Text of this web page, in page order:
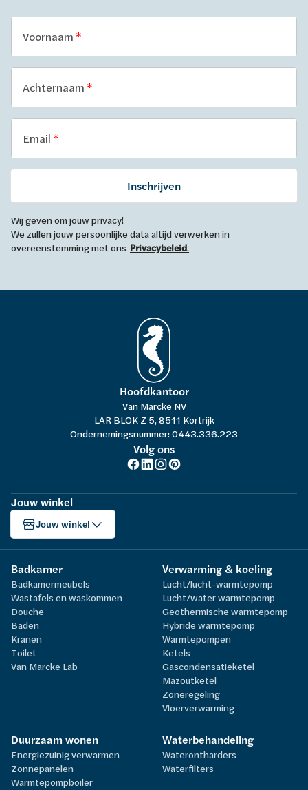
Voornaam
Achternaam
Email
Inschrijven
Wij geven om jouw privacy!
We zullen jouw persoonlijke data altijd verwerken in
overeenstemming met ons Privacybeleid.
Hoofdkantoor
Van Marcke NV
LAR BLOK Z 5, 8511 Kortrijk
Ondernemingsnummer: 0443.336.223
Volg ons
Jouw winkel
Jouw winkel
Badkamer
Badkamermeubels
Wastafels en waskommen
Douche
Baden
Kranen
Toilet
Van Marcke Lab
Verwarming & koeling
Lucht/lucht-warmtepomp
Lucht/water warmtepomp
Geothermische warmtepomp
Hybride warmtepomp
Warmtepompen
Ketels
Gascondensatieketel
Mazoutketel
Zoneregeling
Vloerverwarming
Duurzaam wonen
Energiezuinig verwarmen
Zonnepanelen
Warmtepompboiler
Waterbehandeling
Waterontharders
Waterfilters